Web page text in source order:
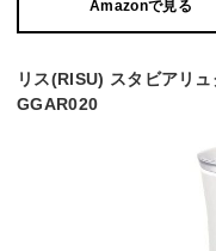
Amazonで見る
リス(RISU) スタビアリ
GGAR020